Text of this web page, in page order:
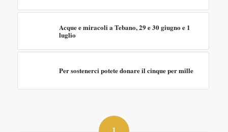
Acque e miracoli a Tebano, 29 e 30 giugno e 1
luglio
Per sostenerci potete donare il cinque per mille